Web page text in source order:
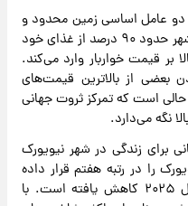
دو عامل اساسی زمین محدود و
وابستگی شدید به واردات است. این شهر حدود ۹۰ درصد از غذای خود
بر قیمت خواربار وارد می‌کند.
از بالاترین قیمت‌های
است که تمرکز ثروت جهانی
نگه می‌دارد.
برای زندگی در شهر نیویورک
را در رتبه هفتم قرار داده
است که نسبت به رتبه چهارم در سال ۲۰۲۵ کاهش یافته است. با